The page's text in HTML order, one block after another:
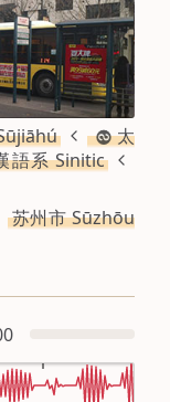
太
語系 Sinitic
苏州市 Sūzhōu